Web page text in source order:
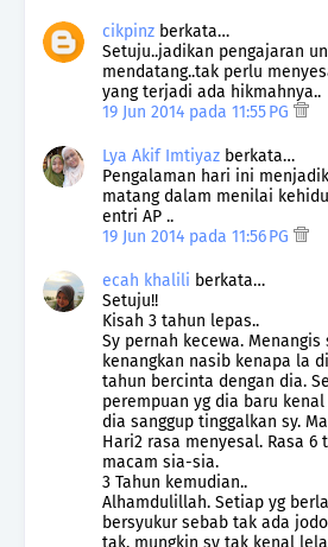
cikpinz berkata…
Setuju..jadikan pengajaran
mendatang..tak perlu
yang terjadi ada hikmahnya..
19 Jun 2014 pada 11:55 PG
Lya Akif Imtiyaz berkata…
Pengalaman hari ini
matang dalam menilai
entri AP ..
19 Jun 2014 pada 11:56 PG
ecah khalili berkata…
Setuju!!
Kisah 3 tahun lepas..
Sy pernah kecewa.
kenangkan nasib kenapa la
tahun bercinta dengan dia.
perempuan yg dia baru
dia sanggup tinggalkan sy.
Hari2 rasa menyesal. Rasa 6
macam sia-sia.
3 Tahun kemudian..
Alhamdulillah. Setiap yg
bersyukur sebab tak ada